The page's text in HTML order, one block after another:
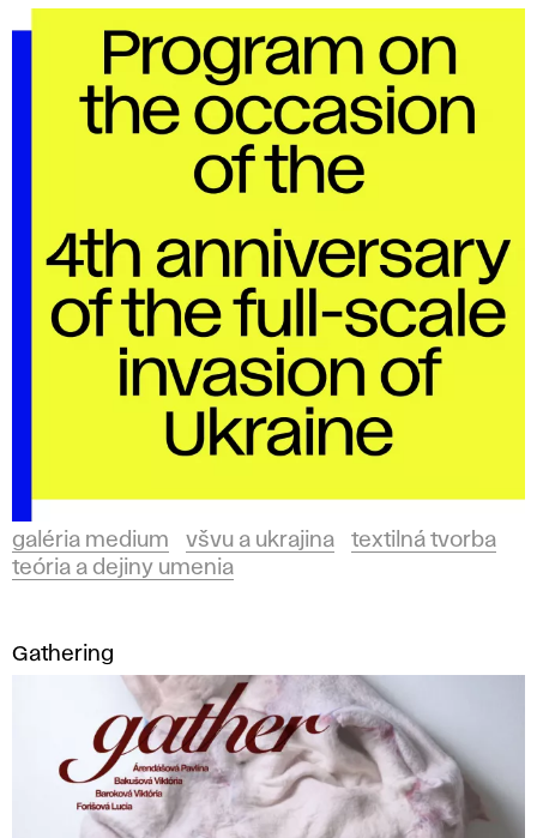
galéria medium všvu a ukrajina
textilná tvorba
teória a dejiny umenia
Gathering